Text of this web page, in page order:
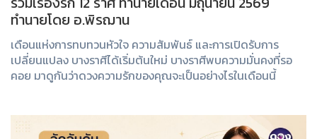
ทำนายโดย อ.พิรฌาน
เดือนแห่งการทบทวนหัวใจ ความสัมพันธ์ และการเปิดรับการ
เปลี่ยนแปลง บางราศีได้เริ่มต้นใหม่ บางราศีพบความมั่นคงที่รอ
คอย มาดูกันว่าดวงความรักของคุณจะเป็นอย่างไรในเดือนนี้